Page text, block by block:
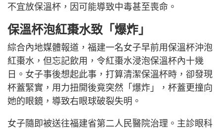
不宜放保溫杯，因可能導致中毒甚至喪命。
保溫杯泡紅棗水致「爆炸」
綜合內地媒體報道，福建一名女子早前用保溫杯沖泡
紅棗水，但忘記飲用，令紅棗水浸泡保溫杯內十幾
日。女子事後想起此事，打算清潔保溫杯時，卻發現
杯蓋緊實，用力扭開後竟突然「爆炸」，杯蓋更撞向
她的眼鏡，導致右眼球破裂失明。
女子隨即被送往福建省第二人民醫院治理。主診眼科